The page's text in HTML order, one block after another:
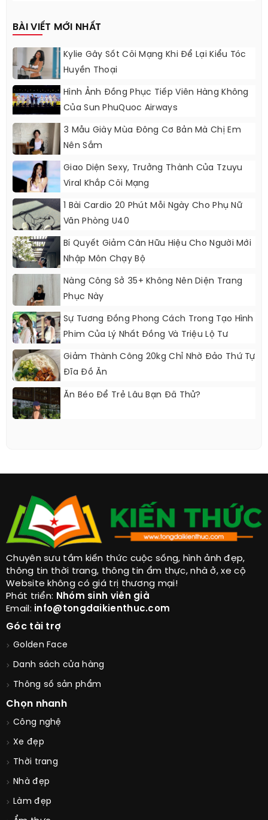
BÀI VIẾT MỚI NHẤT
Kylie Gây Sốt Cõi Mạng Khi Để Lại Kiểu Tóc
Huyền Thoại
Hình Ảnh Đồng Phục Tiếp Viên Hàng Không
Của Sun PhuQuoc Airways
3 Mẫu Giày Mùa Đông Cơ Bản Mà Chị Em
Nên Sắm
Giao Diện Sexy, Trưởng Thành Của Tzuyu
Viral Khắp Cõi Mạng
1 Bài Cardio 20 Phút Mỗi Ngày Cho Phụ Nữ
Văn Phòng U40
Bí Quyết Giảm Cân Hữu Hiệu Cho Người Mới
Nhập Môn Chạy Bộ
Nàng Công Sở 35+ Không Nên Diện Trang
Phục Này
Sự Tương Đồng Phong Cách Trong Tạo Hình
Phim Của Lý Nhất Đồng Và Triệu Lộ Tư
Giảm Thành Công 20kg Chỉ Nhờ Đảo Thứ Tự
Đĩa Đồ Ăn
Ăn Béo Để Trẻ Lâu Bạn Đã Thử?
Chuyên sưu tầm kiến thức cuộc sống, hình ảnh đẹp,
thông tin thời trang, thông tin ẩm thực, nhà ở, xe cộ
Website không có giá trị thương mại!
Phát triển: Nhóm sinh viên già
Email: info@tongdaikienthuc.com
Góc tài trợ
Golden Face
Danh sách cửa hàng
Thông số sản phẩm
Chọn nhanh
Công nghệ
Xe đẹp
Thời trang
Nhà đẹp
Làm đẹp